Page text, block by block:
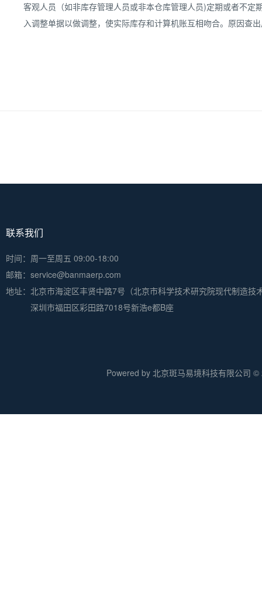
客观人员（如非库存管理人员或非本仓库管理人员)定期或者不
入调整单据以做调整，使实际库存和计算机账互相吻合。原因查
联系我们
时间：周一至周五 09:00-18:00
邮箱：service@banmaerp.com
地址： 北京市海淀区丰贤中路7号（北京市科学技术研究院现代制造技
深圳市福田区彩田路7018号新浩e都B座
Powered by 北京斑马易境科技有限公司